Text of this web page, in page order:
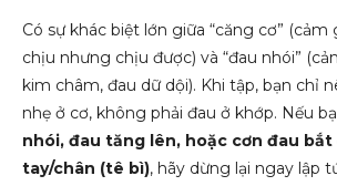
Có sự khác biệt lớn giữa “căng cơ” (cảm
chịu nhưng chịu được) và “đau nhói”
kim châm, đau dữ dội). Khi tập, bạn chỉ
nhẹ ở cơ, không phải đau ở khớp. Nếu
nhói, đau tăng lên, hoặc cơn đau bắt
tay/chân (tê bì), hãy dừng lại ngay lập